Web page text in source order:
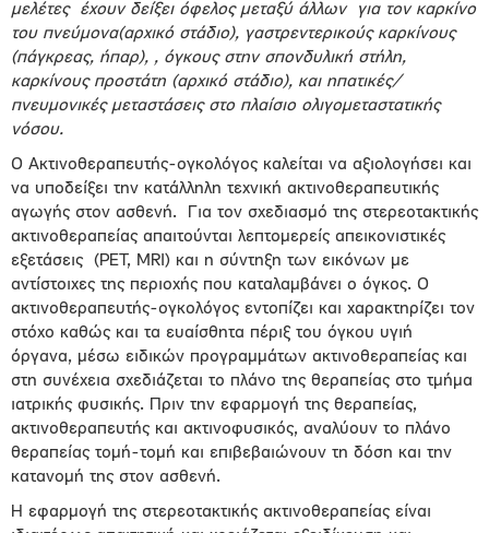
μελέτες
έχουν δείξει όφελος μεταξύ άλλων
για τον καρκίνο
του πνεύμονα(αρχικό στάδιο), γαστρεντερικούς καρκίνους
(πάγκρεας, ήπαρ), , όγκους στην σπονδυλική στήλη,
καρκίνους προστάτη (αρχικό στάδιο), και ηπατικές/
πνευμονικές μεταστάσεις στο πλαίσιο ολιγομεταστατικής
νόσου.
Ο Ακτινοθεραπευτής-ογκολόγος καλείται να αξιολογήσει και
να υποδείξει την κατάλληλη τεχνική ακτινοθεραπευτικής
αγωγής στον ασθενή.
Για τον σχεδιασμό της στερεοτακτικής
ακτινοθεραπείας απαιτούνται λεπτομερείς απεικονιστικές
εξετάσεις
(PET, MRI) και η σύντηξη των εικόνων με
αντίστοιχες της περιοχής που καταλαμβάνει ο όγκος. Ο
ακτινοθεραπευτής-ογκολόγος εντοπίζει και χαρακτηρίζει τον
στόχο καθώς και τα ευαίσθητα πέριξ του όγκου υγιή
όργανα, μέσω ειδικών προγραμμάτων ακτινοθεραπείας και
στη συνέχεια σχεδιάζεται το πλάνο της θεραπείας στο τμήμα
ιατρικής φυσικής. Πριν την εφαρμογή της θεραπείας,
ακτινοθεραπευτής και ακτινοφυσικός, αναλύουν το πλάνο
θεραπείας τομή-τομή και επιβεβαιώνουν τη δόση και την
κατανομή της στον ασθενή.
H εφαρμογή της στερεοτακτικής ακτινοθεραπείας είναι